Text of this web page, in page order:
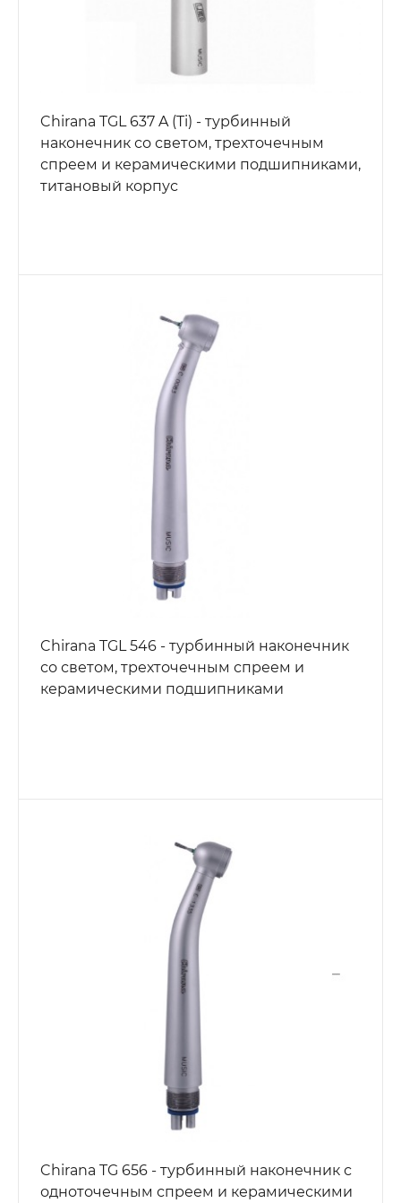
Chirana TGL 637 A (Ti) - турбинный
наконечник со светом, трехточечным
спреем и керамическими подшипниками,
титановый корпус
Chirana TGL 546 - турбинный наконечник
со светом, трехточечным спреем и
керамическими подшипниками
Chirana TG 656 - турбинный наконечник с
одноточечным спреем и керамическими